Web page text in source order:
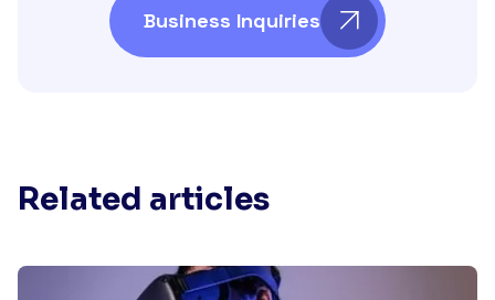
Business Inquiries
Related articles